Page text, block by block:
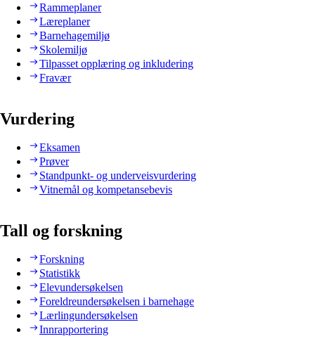
Rammeplaner
Læreplaner
Barnehagemiljø
Skolemiljø
Tilpasset opplæring og inkludering
Fravær
Vurdering
Eksamen
Prøver
Standpunkt- og underveisvurdering
Vitnemål og kompetansebevis
Tall og forskning
Forskning
Statistikk
Elevundersøkelsen
Foreldreundersøkelsen i barnehage
Lærlingundersøkelsen
Innrapportering